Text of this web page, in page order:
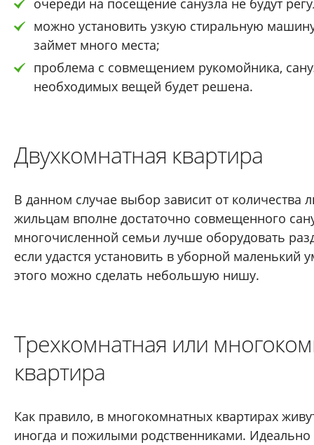
очереди на посещение санузла не будут
можно установить узкую стиральную
займет много места;
проблема с совмещением рукомойника,
необходимых вещей будет решена.
Двухкомнатная квартира
В данном случае выбор зависит от количества
жильцам вполне достаточно совмещенного
многочисленной семьи лучше оборудовать
если удастся установить в уборной маленький
этого можно сделать небольшую нишу.
Трехкомнатная или
квартира
Как правило, в многокомнатных квартирах
иногда и пожилыми родственниками. Идеально